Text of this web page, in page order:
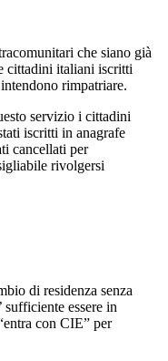
che siano già
cittadini italiani iscritti
rimpatriare.
servizio i cittadini
iscritti in anagrafe
cancellati per
rivolgersi
di residenza senza
sufficiente essere in
con CIE” per